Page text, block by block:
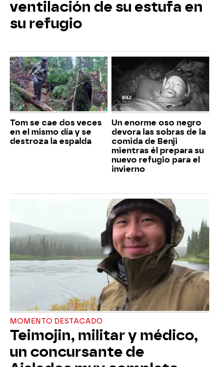
ventilación de su estufa en
su refugio
Tom se cae dos veces
en el mismo día y se
destroza la espalda
Un enorme oso negro
devora las sobras de la
comida de Benji
mientras él prepara su
nuevo refugio para el
invierno
MOMENTO DESTACADO
Teimojin, militar y médico,
un concursante de